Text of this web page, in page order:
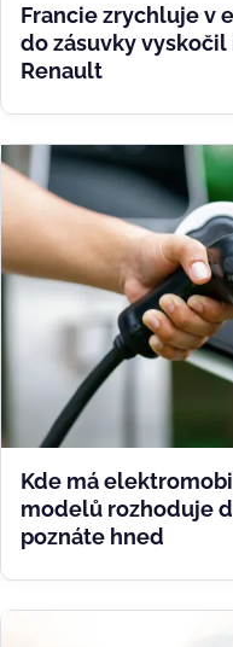
Francie zrychluje v
do zásuvky vyskočil
Renault
Kde má
modelů rozhoduje
poznáte hned